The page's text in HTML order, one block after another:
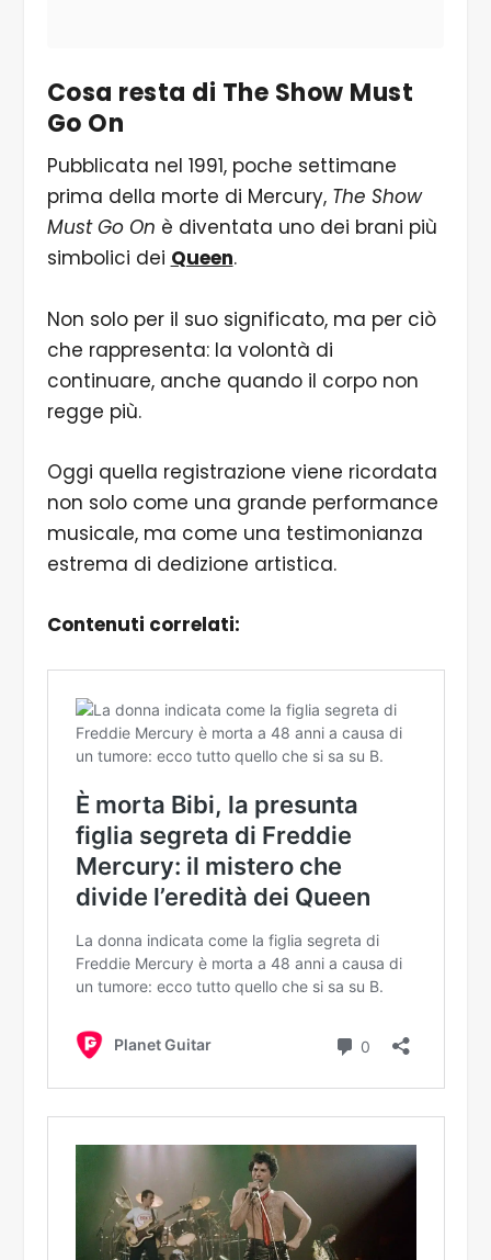
Cosa resta di The Show Must
Go On
Pubblicata nel 1991, poche settimane
prima della morte di Mercury, The Show
Must Go On è diventata uno dei brani più
simbolici dei Queen.
Non solo per il suo significato, ma per ciò
che rappresenta: la volontà di
continuare, anche quando il corpo non
regge più.
Oggi quella registrazione viene ricordata
non solo come una grande performance
musicale, ma come una testimonianza
estrema di dedizione artistica.
Contenuti correlati: